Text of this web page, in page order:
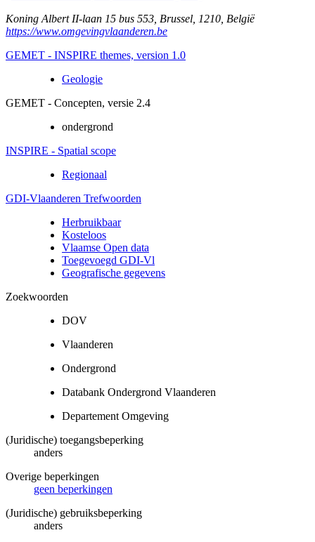
Koning Albert II-laan 15 bus 553 Brussel 1210 België
https://www.omgevingvlaanderen.be
GEMET - INSPIRE themes, version 1.0
Geologie
GEMET - Concepten, versie 2.4
ondergrond
INSPIRE - Spatial scope
Regionaal
GDI-Vlaanderen Trefwoorden
Herbruikbaar
Kosteloos
Vlaamse Open data
Toegevoegd GDI-Vl
Geografische gegevens
Zoekwoorden
DOV
Vlaanderen
Ondergrond
Databank Ondergrond Vlaanderen
Departement Omgeving
(Juridische) toegangsbeperking
anders
Overige beperkingen
geen beperkingen
(Juridische) gebruiksbeperking
anders